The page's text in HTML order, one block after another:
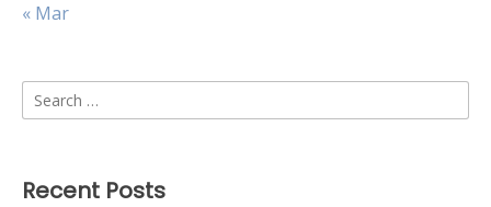
« Mar
Search
for:
Recent Posts